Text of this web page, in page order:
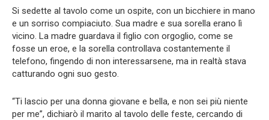
Si sedette al tavolo come un ospite, con un bicchiere in mano
e un sorriso compiaciuto. Sua madre e sua sorella erano lì
vicino. La madre guardava il figlio con orgoglio, come se
fosse un eroe, e la sorella controllava costantemente il
telefono, fingendo di non interessarsene, ma in realtà stava
catturando ogni suo gesto.
“Ti lascio per una donna giovane e bella, e non sei più niente
per me”, dichiarò il marito al tavolo delle feste, cercando di